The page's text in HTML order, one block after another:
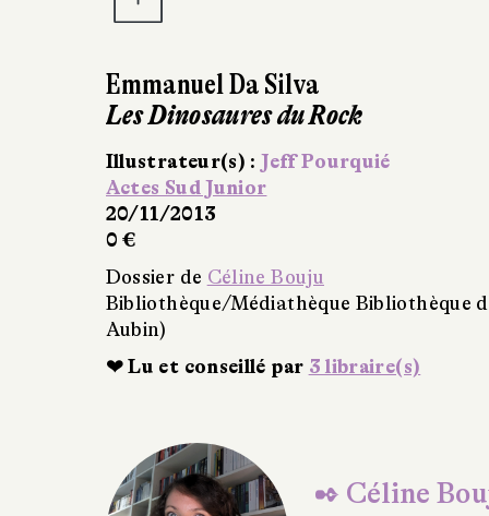
Emmanuel Da Silva
Les Dinosaures du Rock
Illustrateur(s) :Jeff Pourquié
Actes Sud Junior
20/11/2013
0 €
Dossier de Céline Bouju
Bibliothèque/Médiathèque Bibliothèque
Aubin)
❤ Lu et conseillé par 3 libraire(s)
✒ Céline